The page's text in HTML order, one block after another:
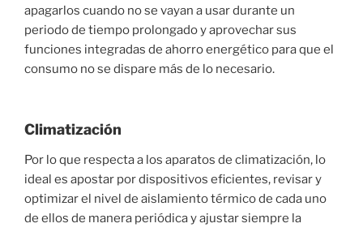
apagarlos cuando no se vayan a usar durante un
periodo de tiempo prolongado y aprovechar sus
funciones integradas de ahorro energético para que el
consumo no se dispare más de lo necesario.
Climatización
Por lo que respecta a los aparatos de climatización, lo
ideal es apostar por dispositivos eficientes, revisar y
optimizar el nivel de aislamiento térmico de cada uno
de ellos de manera periódica y ajustar siempre la